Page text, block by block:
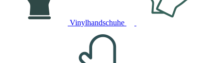
Vinylhandschuhe